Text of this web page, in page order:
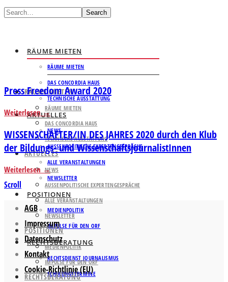
Search
RÄUME MIETEN
RÄUME MIETEN
DAS CONCORDIA HAUS
TECHNISCHE AUSSTATTUNG
AKTUELLES
NEWS
AUSSENPOLITISCHE EXPERTENGESPRÄCHE
ALLE VERANSTALTUNGEN
NEWSLETTER
POSITIONEN
MEDIENPOLITIK
IMPULSE FÜR DEN ORF
RECHTSBERATUNG
RECHTSDIENST JOURNALISMUS
SCHULUNGSTERMINE
RÄUME MIETEN
RÄUME MIETEN
DAS CONCORDIA HAUS
TECHNISCHE AUSSTATTUNG
AKTUELLES
NEWS
AUSSENPOLITISCHE EXPERTENGESPRÄCHE
ALLE VERANSTALTUNGEN
NEWSLETTER
POSITIONEN
MEDIENPOLITIK
IMPULSE FÜR DEN ORF
RECHTSBERATUNG
Press Freedom Award 2020
Weiterlesen
WISSENSCHAFTER/IN DES JAHRES 2020 durch den Klub
der Bildungs- und WissenschaftsjournalistInnen
Weiterlesen
Scroll
AGB
Impressum
Datenschutz
Kontakt
Cookie-Richtlinie (EU)